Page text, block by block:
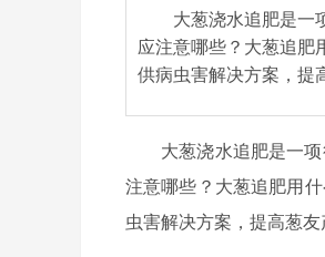
大葱浇水追肥是一
应注意哪些？大葱追肥
供病虫害解决方案，提
大葱浇水追肥是一
注意哪些？大葱追肥用
虫害解决方案，提高葱友